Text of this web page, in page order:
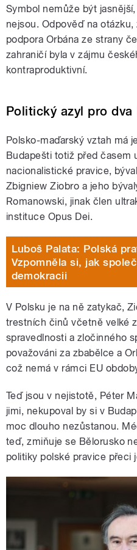
Symbol nemůže být
nejsou. Odpověď na
podpora Orbána ze strany
zahraničí byla v zájmu
kontraproduktivní.
Politický azyl pro dva
Polsko-maďarský vztah má
Budapešti totiž před časem
nacionalistické pravice,
Zbigniew Ziobro a jeho
Romanowski, jinak člen
instituce Opus Dei.
Luboš Palata: Polská
Vzpomněla si, jak
demokracii
V Polsku je na ně zatykač,
trestních činů včetně velké
spravedlnosti a zločinného
považováni za zbabělce a
což nemá v rámci EU
Teď jsou v nejistotě, Péter
jimi, nekupoval by si v
moc dlouho nezůstanou.
teď, zmiňuje se Bělorusko
politiky polské pravice přeci